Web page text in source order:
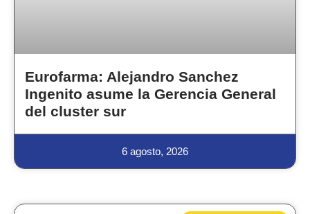
Eurofarma: Alejandro Sanchez
Ingenito asume la Gerencia General
del cluster sur
6 agosto, 2026